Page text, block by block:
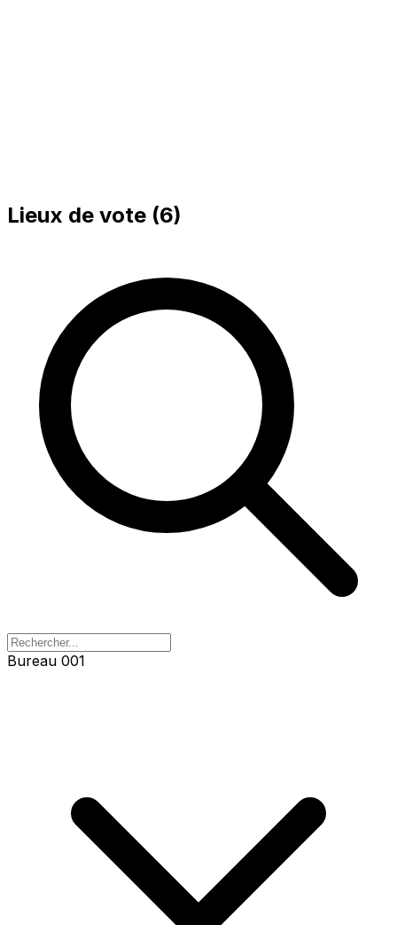
Lieux de vote (6)
Bureau 001